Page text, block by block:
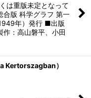
は重版未定となって
版 科学グラフ 第一
年）発行 ■出版
：高山磐平、小田
Kertorszagban）